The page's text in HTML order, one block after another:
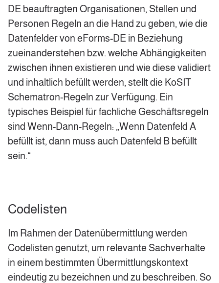
DE beauftragten Organisationen, Stellen und
Personen Regeln an die Hand zu geben, wie die
Datenfelder von eForms-DE in Beziehung
zueinanderstehen bzw. welche Abhängigkeiten
zwischen ihnen existieren und wie diese validiert
und inhaltlich befüllt werden, stellt die KoSIT
Schematron-Regeln zur Verfügung. Ein
typisches Beispiel für fachliche Geschäftsregeln
sind Wenn-Dann-Regeln: „Wenn Datenfeld A
befüllt ist, dann muss auch Datenfeld B befüllt
sein.“
Codelisten
Im Rahmen der Datenübermittlung werden
Codelisten genutzt, um relevante Sachverhalte
in einem bestimmten Übermittlungskontext
eindeutig zu bezeichnen und zu beschreiben. So